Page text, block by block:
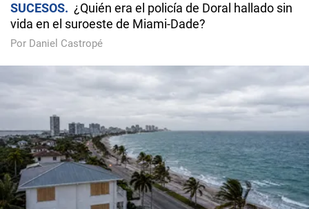
SUCESOS
¿Quién era el policía de Doral hallado sin
vida en el suroeste de Miami-Dade?
Por Daniel Castropé